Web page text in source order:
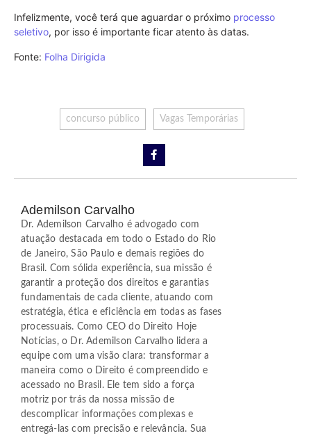
Infelizmente, você terá que aguardar o próximo processo
seletivo, por isso é importante ficar atento às datas.
Fonte: Folha Dirigida
concurso público Vagas Temporárias
Ademilson Carvalho
Dr. Ademilson Carvalho é advogado com
atuação destacada em todo o Estado do Rio
de Janeiro, São Paulo e demais regiões do
Brasil. Com sólida experiência, sua missão é
garantir a proteção dos direitos e garantias
fundamentais de cada cliente, atuando com
estratégia, ética e eficiência em todas as fases
processuais. Como CEO do Direito Hoje
Notícias, o Dr. Ademilson Carvalho lidera a
equipe com uma visão clara: transformar a
maneira como o Direito é compreendido e
acessado no Brasil. Ele tem sido a força
motriz por trás da nossa missão de
descomplicar informações complexas e
entregá-las com precisão e relevância. Sua